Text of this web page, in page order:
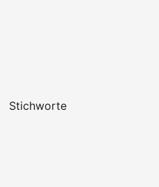
Stichworte